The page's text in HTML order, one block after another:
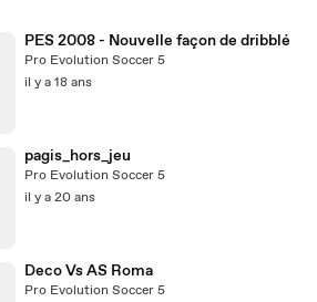
PES 2008 - Nouvelle façon de dribblé
Pro Evolution Soccer 5
il y a 18 ans
pagis_hors_jeu
Pro Evolution Soccer 5
il y a 20 ans
Deco Vs AS Roma
Pro Evolution Soccer 5